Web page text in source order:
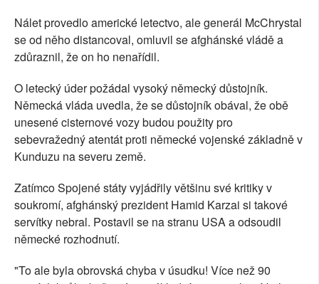
Nálet provedlo americké letectvo, ale generál McChrystal
se od něho distancoval, omluvil se afghánské vládě a
zdůraznil, že on ho nenařídil.
O letecký úder požádal vysoký německý důstojník.
Německá vláda uvedla, že se důstojník obával, že obě
unesené cisternové vozy budou použity pro
sebevražedný atentát proti německé vojenské základně v
Kunduzu na severu země.
Zatímco Spojené státy vyjádřily většinu své kritiky v
soukromí, afghánský prezident Hamid Karzai si takové
servítky nebral. Postavil se na stranu USA a odsoudil
německé rozhodnutí.
"To ale byla obrovská chyba v úsudku! Více než 90